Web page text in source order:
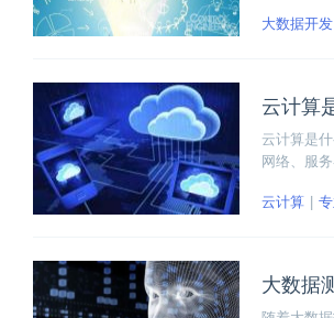
大数据开发
云计算
云计算是
网络、服
云计算
大数据